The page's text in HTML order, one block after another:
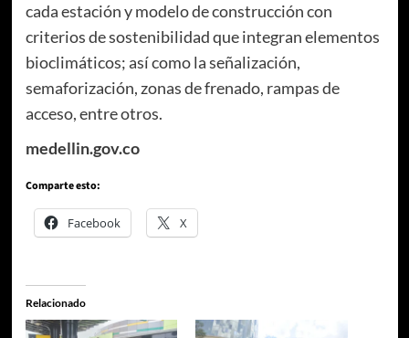
cada estación y modelo de construcción con
criterios de sostenibilidad que integran elementos
bioclimáticos; así como la señalización,
semaforización, zonas de frenado, rampas de
acceso, entre otros.
medellin.gov.co
Comparte esto:
Facebook X
Relacionado